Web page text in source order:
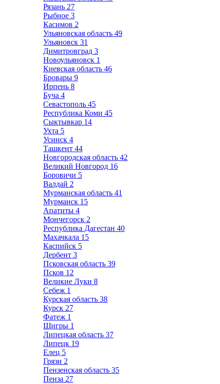
Рязань 27
Рыбное 3
Касимов 2
Ульяновская область 49
Ульяновск 31
Димитровград 3
Новоульяновск 1
Киевская область 46
Бровары 9
Ирпень 8
Буча 4
Севастополь 45
Республика Коми 45
Сыктывкар 14
Ухта 5
Усинск 4
Ташкент 44
Новгородская область 42
Великий Новгород 16
Боровичи 5
Валдай 2
Мурманская область 41
Мурманск 15
Апатиты 4
Мончегорск 2
Республика Дагестан 40
Махачкала 15
Каспийск 5
Дербент 3
Псковская область 39
Псков 12
Великие Луки 8
Себеж 1
Курская область 38
Курск 27
Фатеж 1
Щигры 1
Липецкая область 37
Липецк 19
Елец 5
Грязи 2
Пензенская область 35
Пенза 27